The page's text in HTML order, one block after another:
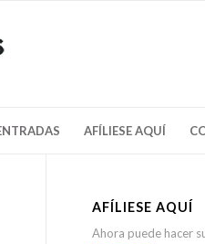
AFÍLIESE AQUÍ
AFÍLIESE AQUÍ
Ahora puede hacer